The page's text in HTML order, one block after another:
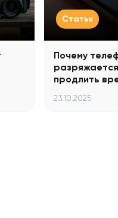
Статьи
Почему
продлить
23.10.2025